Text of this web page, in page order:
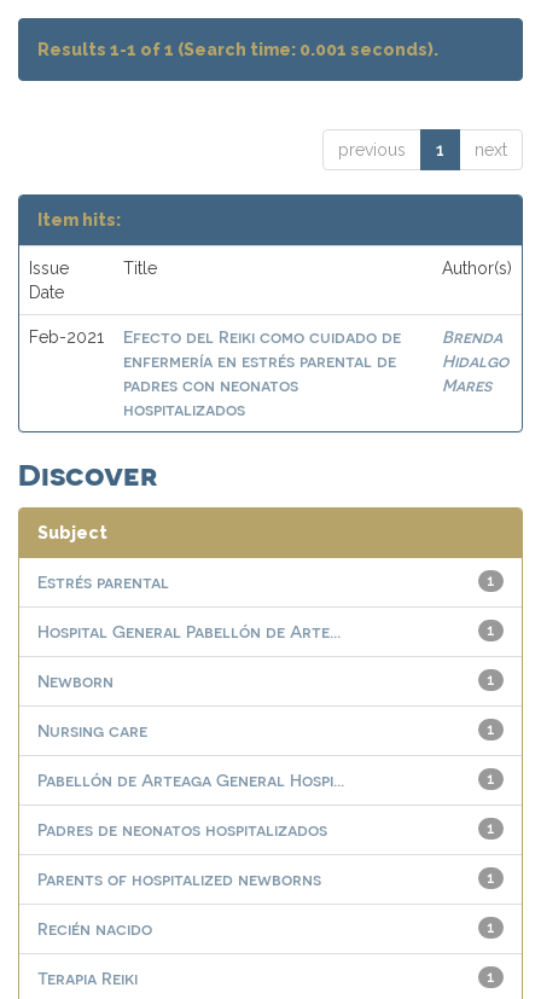
Results 1-1 of 1 (Search time: 0.001 seconds).
previous 1 next
Item hits:
Issue
Date
Title Author(s)
Feb-2021
Efecto del Reiki como cuidado de
enfermería en estrés parental de
padres con neonatos
hospitalizados
Brenda
Hidalgo
Mares
Discover
Subject
1
Estrés parental
1
Hospital General Pabellón de Arte...
1
Newborn
1
Nursing care
1
Pabellón de Arteaga General Hospi...
1
Padres de neonatos hospitalizados
1
Parents of hospitalized newborns
1
Recién nacido
1
Terapia Reiki